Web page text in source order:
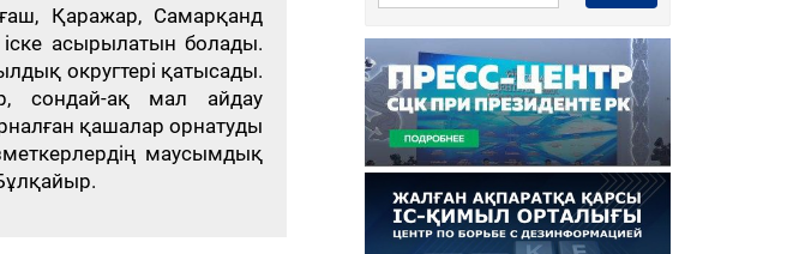
Қаражар, Самарқанд
асырылатын болады.
округтері қатысады.
сондай-ақ мал айдау
қашалар орнатуды
маусымдық